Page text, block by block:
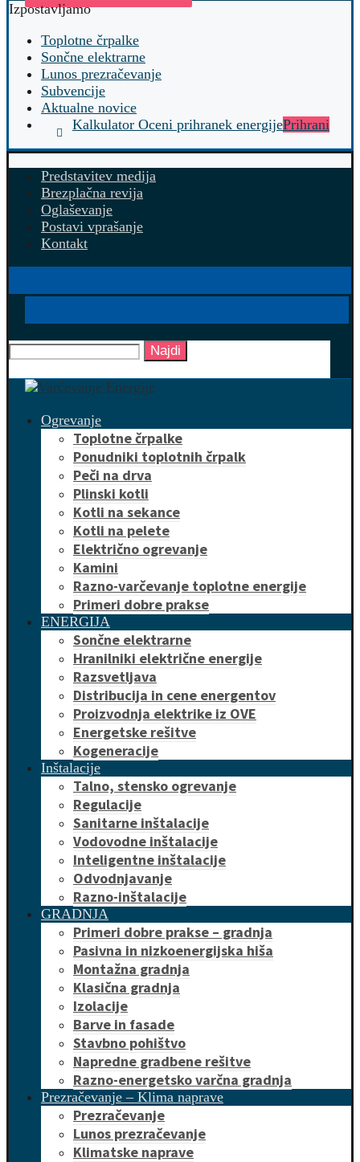
Izpostavljamo
Toplotne črpalke
Sončne elektrarne
Lunos prezračevanje
Subvencije
Aktualne novice
Kalkulator Oceni prihranek energijePrihrani
Predstavitev medija
Brezplačna revija
Oglaševanje
Postavi vprašanje
Kontakt
Najdi
Ogrevanje
Toplotne črpalke
Ponudniki toplotnih črpalk
Peči na drva
Plinski kotli
Kotli na sekance
Kotli na pelete
Električno ogrevanje
Kamini
Razno-varčevanje toplotne energije
Primeri dobre prakse
ENERGIJA
Sončne elektrarne
Hranilniki električne energije
Razsvetljava
Distribucija in cene energentov
Proizvodnja elektrike iz OVE
Energetske rešitve
Kogeneracije
Inštalacije
Talno, stensko ogrevanje
Regulacije
Sanitarne inštalacije
Vodovodne inštalacije
Inteligentne inštalacije
Odvodnjavanje
Razno-inštalacije
GRADNJA
Primeri dobre prakse – gradnja
Pasivna in nizkoenergijska hiša
Montažna gradnja
Klasična gradnja
Izolacije
Barve in fasade
Stavbno pohištvo
Napredne gradbene rešitve
Razno-energetsko varčna gradnja
Prezračevanje – Klima naprave
Prezračevanje
Lunos prezračevanje
Klimatske naprave